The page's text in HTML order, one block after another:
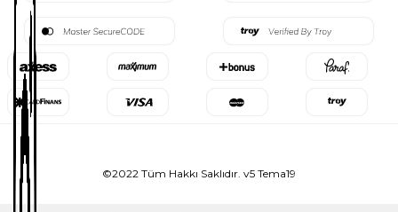
©2022 Tüm Hakkı Saklıdır. v5 Tema19